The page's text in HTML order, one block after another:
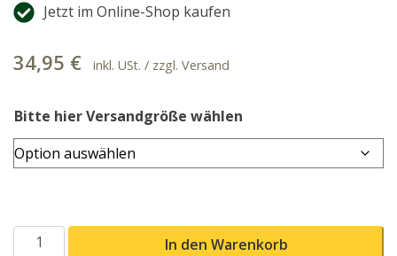
Jetzt im Online-Shop kaufen
34,95 € inkl. USt. / zzgl. Versand
Bitte hier Versandgröße wählen
Graue Hühnerbirne MengeIn den Warenkorb